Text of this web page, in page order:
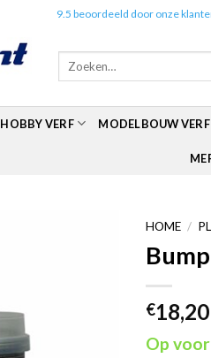
9.5 beoordeeld door onze
Zoeken
HOBBY VERF MODELBOUW VERF
HOME /
€18,20
Op